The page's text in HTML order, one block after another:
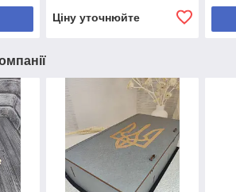
Ціну уточнюйте